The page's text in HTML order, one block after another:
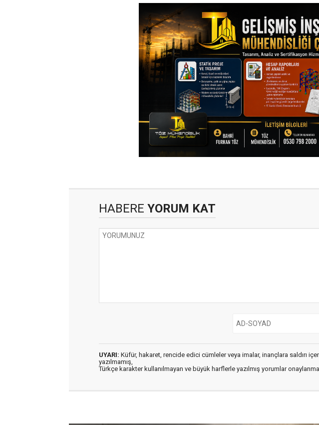
HABERE YORUM KAT
UYARI: Küfür, hakaret, rencide edici cümleler veya imalar, inançlara saldırı
yazılmamış,
Türkçe karakter kullanılmayan ve büyük harflerle yazılmış yorumlar